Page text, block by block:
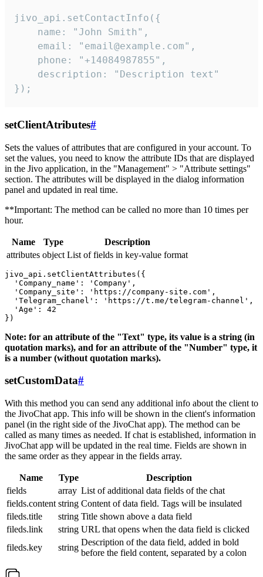
jivo_api.setContactInfo({
    name: "John Smith",
    email: "email@example.com",
    phone: "+14084987855",
    description: "Description text"
});
setClientAtributes#
Sets the values ​​of attributes that are configured in your account. To
set the values, you need to know the attribute IDs that are displayed
in the Jivo application, in the "Management" > "Attribute settings"
section. The attributes will be displayed in the dialog information
panel and updated in real time.
**Important: The method can be called no more than 10 times per
hour.
Name Type
Description
attributes object List of fields in key-value format
jivo_api.setClientAttributes({
  'Company_name': 'Company',
  'Company_site': 'https://company-site.com',
  'Telegram_chanel': 'https://t.me/telegram-channel',
  'Age': 42
Note: for an attribute of the "Text" type, its value is a string (in
quotation marks), and for an attribute of the "Number" type, it
is a number (without quotation marks).
setCustomData#
With this method you can send any additional info about the client to
the JivoChat app. This info will be shown in the client's information
panel (in the right side of the JivoChat app). The method can be
called as many times as needed. If chat is established, information in
JivoChat app will be updated in the real time. Fields are shown in
the same order as they appear in the fields array.
Name Type
Description
fields
array List of additional data fields of the chat
fields.content string Content of data field. Tags will be insulated
fileds.title
string Title shown above a data field
fileds.link
string URL that opens when the data field is clicked
fileds.key
string
Description of the data field, added in bold
before the field content, separated by a colon